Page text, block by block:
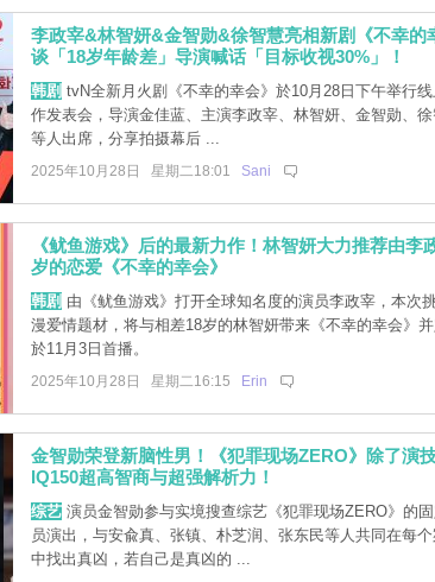
李政宰&林智妍&金智勋&徐智慧亮相新剧《不幸的
谈「18岁年龄差」导演喊话「目标收视30%」！
韩剧 tvN全新月火剧《不幸的幸会》於10月28日下午举行线
作发表会，导演金佳蓝、主演李政宰、林智妍、金智勋、
等人出席，分享拍摄幕后 ...
2025年10月28日 星期二18:01 Sani
《鱿鱼游戏》后的最新力作！林智妍大力推荐由李
岁的恋爱《不幸的幸会》
韩剧 由《鱿鱼游戏》打开全球知名度的演员李政宰，本次
漫爱情题材，将与相差18岁的林智妍带来《不幸的幸会》
於11月3日首播。
2025年10月28日 星期二16:15 Erin
金智勋荣登新脑性男！《犯罪现场ZERO》除了演
IQ150超高智商与超强解析力！
综艺演员金智勋参与实境搜查综艺《犯罪现场ZERO》的
员演出，与安兪真、张镇、朴芝润、张东民等人共同在每
中找出真凶，若自己是真凶的 ...